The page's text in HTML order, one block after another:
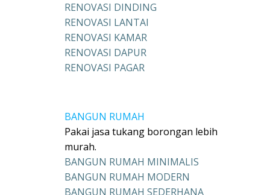
RENOVASI DINDING
RENOVASI LANTAI
RENOVASI KAMAR
RENOVASI DAPUR
RENOVASI PAGAR
BANGUN RUMAH
Pakai jasa tukang borongan lebih
murah.
BANGUN RUMAH MINIMALIS
BANGUN RUMAH MODERN
BANGUN RUMAH SEDERHANA